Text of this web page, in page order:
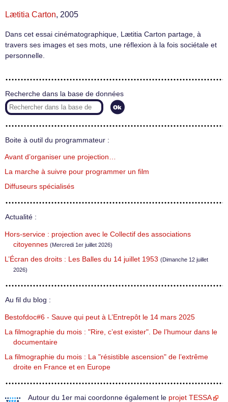
Lætitia Carton, 2005
Dans cet essai cinématographique, Lætitia Carton partage, à
travers ses images et ses mots, une réflexion à la fois sociétale et
personnelle.
Recherche dans la base de données
Boite à outil du programmateur :
Avant d’organiser une projection…
La marche à suivre pour programmer un film
Diffuseurs spécialisés
Actualité :
Hors-service : projection avec le Collectif des associations
citoyennes (Mercredi 1er juillet 2026)
L’Écran des droits : Les Balles du 14 juillet 1953 (Dimanche 12 juillet
2026)
Au fil du blog :
Bestofdoc#6 - Sauve qui peut à L’Entrepôt le 14 mars 2025
La filmographie du mois : "Rire, c’est exister". De l’humour dans le
documentaire
La filmographie du mois : La "résistible ascension" de l’extrême
droite en France et en Europe
Autour du 1er mai coordonne également le projet TESSA